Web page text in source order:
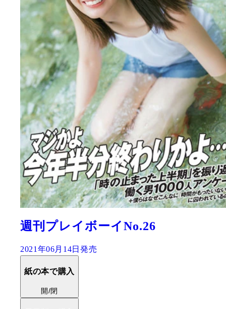
週刊プレイボーイNo.26
2021年06月14日発売
紙の本で購入
開/閉